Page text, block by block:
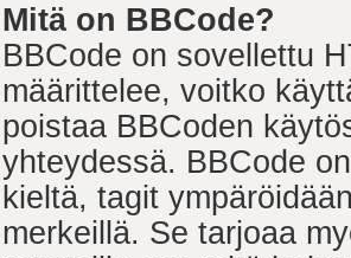
Mitä on BBCode?
BBCode on sovellettu
määrittelee, voitko
poistaa BBCoden
yhteydessä. BBCode
kieltä, tagit
merkeillä. Se tarjoaa